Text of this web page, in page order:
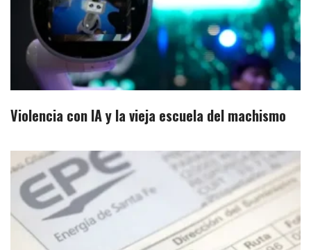
Violencia con IA y la vieja escuela del machismo